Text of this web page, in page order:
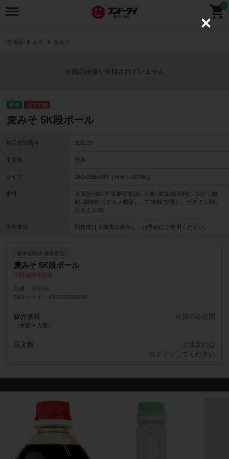
0
全商品 みそ 麦みそ
※商品画像が登録されていません
麦みそ 5K段ボール
商品管理番号 301128
生産地 日本
サイズ 261×258×180（ｍｍ）/10.8kg
素材
大豆(分別生産流通管理済)､大麦､食塩/保存料(ソルビン酸
K)､調味料（アミノ酸等）、甘味料(甘草）、ビタミンB1､
ビタミンB2
注意事項 開栓後は冷蔵庫に保存し、お早めにご使用ください。
基本送料(久留米運送)
麦みそ 5K段ボール
軽減税率対象
品番
301128
JANコード
4902626301188
販売価格
（単価 × 入数）
会員のみ公開
注文数
ご注文には
ログイン してください
C